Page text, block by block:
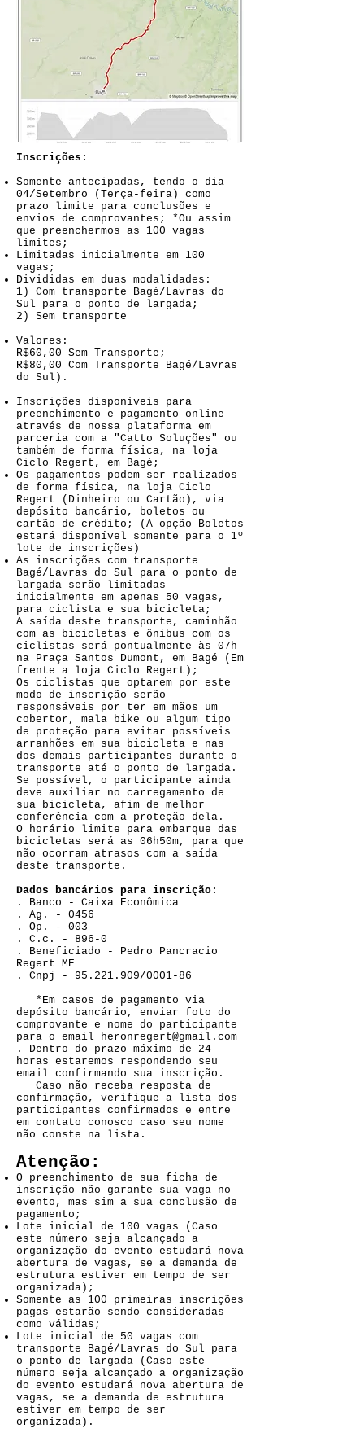
Inscrições:
Somente antecipadas, tendo o dia
04/Setembro (Terça-feira) como
prazo limite para conclusões e
envios de comprovantes; *Ou assim
que preenchermos as 100 vagas
limites;
Limitadas inicialmente em 100
vagas;
Divididas em duas modalidades:
1) Com transporte Bagé/Lavras do
Sul para o ponto de largada;
2) Sem transporte
Valores:
R$60,00 Sem Transporte;
R$80,00 Com Transporte Bagé/Lavras
do Sul).
Inscrições disponíveis para
preenchimento e pagamento online
através de nossa plataforma em
parceria com a "Catto Soluções" ou
também de forma física, na loja
Ciclo Regert, em Bagé;
Os pagamentos podem ser realizados
de forma física, na loja Ciclo
Regert (Dinheiro ou Cartão), via
depósito bancário, boletos ou
cartão de crédito; (A opção Boletos
estará disponível somente para o 1º
lote de inscrições)
As inscrições com transporte
Bagé/Lavras do Sul para o ponto de
largada serão limitadas
inicialmente em apenas 50 vagas,
para ciclista e sua bicicleta;
A saída deste transporte, caminhão
com as bicicletas e ônibus com os
ciclistas será pontualmente às 07h
na Praça Santos Dumont, em Bagé (Em
frente a loja Ciclo Regert);
Os ciclistas que optarem por este
modo de inscrição serão
responsáveis por ter em mãos um
cobertor, mala bike ou algum tipo
de proteção para evitar possíveis
arranhões em sua bicicleta e nas
dos demais participantes durante o
transporte até o ponto de largada.
Se possível, o participante ainda
deve auxiliar no carregamento de
sua bicicleta, afim de melhor
conferência com a proteção dela.
O horário limite para embarque das
bicicletas será as 06h50m, para que
não ocorram atrasos com a saída
deste transporte.
Dados bancários para inscrição:
. Banco - Caixa Econômica
. Ag. - 0456
. Op. - 003
. C.c. - 896-0
. Beneficiado - Pedro Pancracio
Regert ME
. Cnpj - 95.221.909/0001-86
*Em casos de pagamento via
depósito bancário, enviar foto do
comprovante e nome do participante
para o email heronregert@gmail.com
. Dentro do prazo máximo de 24
horas estaremos respondendo seu
email confirmando sua inscrição.
Caso não receba resposta de
confirmação, verifique a lista dos
participantes confirmados e entre
em contato conosco caso seu nome
não conste na lista.
Atenção:
O preenchimento de sua ficha de
inscrição não garante sua vaga no
evento, mas sim a sua conclusão de
pagamento;
Lote inicial de 100 vagas (Caso
este número seja alcançado a
organização do evento estudará nova
abertura de vagas, se a demanda de
estrutura estiver em tempo de ser
organizada);
Somente as 100 primeiras inscrições
pagas estarão sendo consideradas
como válidas;
Lote inicial de 50 vagas com
transporte Bagé/Lavras do Sul para
o ponto de largada (Caso este
número seja alcançado a organização
do evento estudará nova abertura de
vagas, se a demanda de estrutura
estiver em tempo de ser
organizada).